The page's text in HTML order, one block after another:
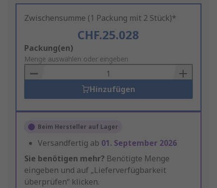
Zwischensumme (1 Packung mit 2 Stück)*
CHF.25.028
Add
to
Basket
Packung(en)
Menge auswählen oder eingeben
Hinzufügen
Beim Hersteller auf Lager
Versandfertig ab 01. September 2026
Sie benötigen mehr? Benötigte Menge
eingeben und auf „Lieferverfügbarkeit
überprüfen“ klicken.